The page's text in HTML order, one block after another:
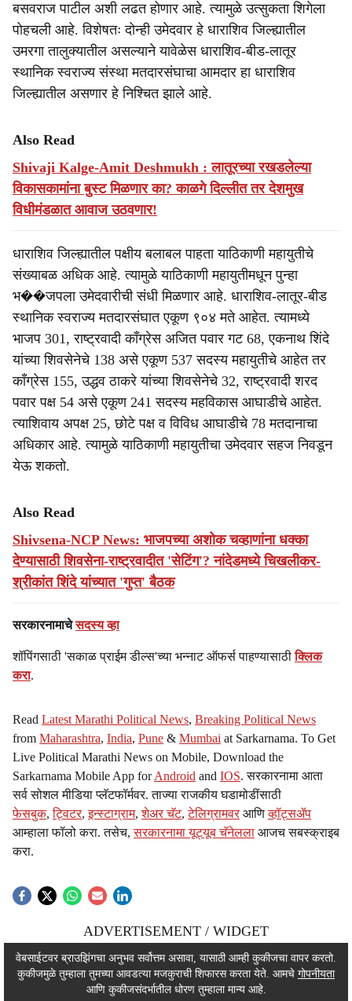
बसवराज पाटील अशी लढत होणार आहे. त्यामुळे उत्सुकता शिगेला
पोहचली आहे. विशेषतः दोन्ही उमेदवार हे धाराशिव जिल्ह्यातील
उमरगा तालुक्यातील असल्याने यावेळेस धाराशिव-बीड-लातूर
स्थानिक स्वराज्य संस्था मतदारसंघाचा आमदार हा धाराशिव
जिल्ह्यातील असणार हे निश्चित झाले आहे.
Also Read
Shivaji Kalge-Amit Deshmukh : लातूरच्या रखडलेल्या
विकासकामांना बुस्ट मिळणार का? काळगे दिल्लीत तर देशमुख
विधीमंडळात आवाज उठवणार!
धाराशिव जिल्ह्यातील पक्षीय बलाबल पाहता याठिकाणी महायुतीचे
संख्याबळ अधिक आहे. त्यामुळे याठिकाणी महायुतीमधून पुन्हा
भ��जपला उमेदवारीची संधी मिळणार आहे. धाराशिव-लातूर-बीड
स्थानिक स्वराज्य मतदारसंघात एकूण ९०४ मते आहेत. त्यामध्ये
भाजप 301, राष्ट्रवादी काँग्रेस अजित पवार गट 68, एकनाथ शिंदे
यांच्या शिवसेनेचे 138 असे एकूण 537 सदस्य महायुतीचे आहेत तर
काँग्रेस 155, उद्धव ठाकरे यांच्या शिवसेनेचे 32, राष्ट्रवादी शरद
पवार पक्ष 54 असे एकूण 241 सदस्य महविकास आघाडीचे आहेत.
त्याशिवाय अपक्ष 25, छोटे पक्ष व विविध आघाडीचे 78 मतदानाचा
अधिकार आहे. त्यामुळे याठिकाणी महायुतीचा उमेदवार सहज निवडून
येऊ शकतो.
Also Read
Shivsena-NCP News: भाजपच्या अशोक चव्हाणांना धक्का
देण्यासाठी शिवसेना-राष्ट्रवादीत 'सेटिंग'? नांदेडमध्ये चिखलीकर-
श्रीकांत शिंदे यांच्यात 'गुप्त' बैठक
सरकारनामाचेसदस्य व्हा
शॉपिंगसाठी 'सकाळ प्राईम डील्स'च्या भन्नाट ऑफर्स पाहण्यासाठीक्लिक
करा.
Read Latest Marathi Political News, Breaking Political News
from Maharashtra, India, Pune & Mumbai at Sarkarnama. To Get
Live Political Marathi News on Mobile, Download the
Sarkarnama Mobile App forAndroid and IOS. सरकारनामा आता
सर्व सोशल मीडिया प्लॅटफॉर्मवर. ताज्या राजकीय घडामोडींसाठी
फेसबुक,ट्विटर,इन्स्टाग्राम,शेअर चॅट,टेलिग्रामवर आणिव्हॉट्सॲप
आम्हाला फॉलो करा. तसेच,सरकारनामा यूट्यूब चॅनेलला आजच सबस्क्राइब
करा.
ADVERTISEMENT / WIDGET
ADVERTISEMENT / WIDGET
ADVERTISEMENT / WIDGET
वेबसाईटवर ब्राउझिंगचा अनुभव सर्वोत्तम असावा, यासाठी आम्ही कुकीजचा वापर करतो.
कुकीजमुळे तुम्हाला तुमच्या आवडत्या मजकुराची शिफारस करता येते. आमचे गोपनीयता
आणि कुकीजसंदर्भातील धोरण तुम्हाला मान्य आहे.